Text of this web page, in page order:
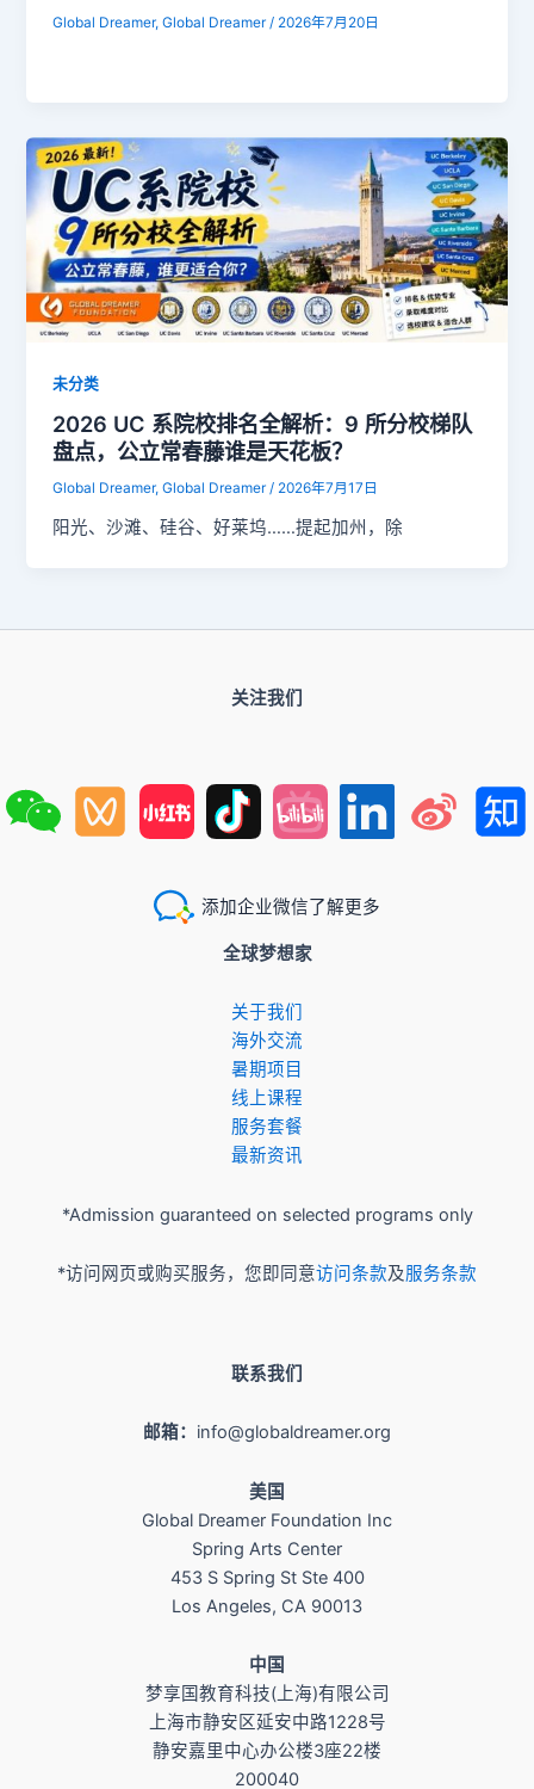
Global Dreamer, Global Dreamer/ 2026年7月20日
未分类
2026 UC 系院校排名全解析：9 所分校梯队
盘点，公立常春藤谁是天花板？
Global Dreamer, Global Dreamer/ 2026年7月17日
阳光、沙滩、硅谷、好莱坞……提起加州，除
关注我们
添加企业微信了解更多
全球梦想家
关于我们
​海外交流
暑期项目
​线上课程
服务套餐
最新资讯
*Admission guaranteed on selected programs only
*访问网页或购买服务，您即同意访问条款及服务条款
联系我们
邮箱： info@globaldreamer.org
美国
Global Dreamer Foundation Inc
Spring Arts Center
453 S Spring St Ste 400
Los Angeles, CA 90013
​中国
梦享国教育科技(上海)有限公司
上海市静安区延安中路1228号
静安嘉里中心办公楼3座22楼
200040